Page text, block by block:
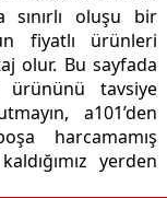
oluşu bir
fiyatlı ürünleri
olur. Bu sayfada
tavsiye
a101’den
harcamamış
yerden